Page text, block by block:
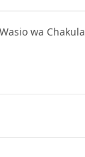
wa Chakula